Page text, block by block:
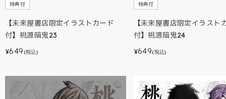
特典付
【未来屋書店限定イラストカード
付】桃源暗鬼23
¥649 (税込)
特典付
【未来屋書店限定イラスト
付】桃源暗鬼24
¥649(税込)